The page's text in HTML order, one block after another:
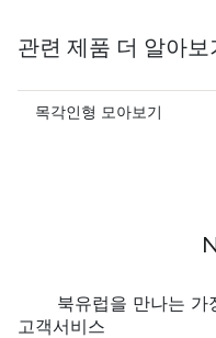
관련 제품 더 알아보
목각인형 모아보기
북유럽을 만나는
고객서비스